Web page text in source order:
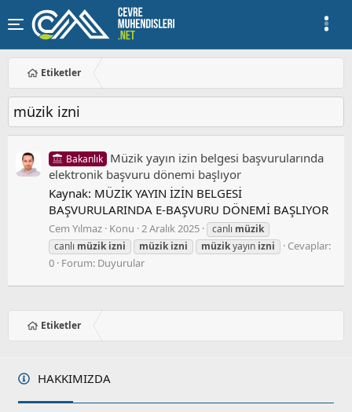
Etiketler
müzik izni
Bakanlık Müzik yayın izin belgesi başvurularında
elektronik başvuru dönemi başlıyor
Kaynak: MÜZİK YAYIN İZİN BELGESİ
BAŞVURULARINDA E-BAŞVURU DÖNEMİ BAŞLIYOR
Cem Yılmaz Konu 2 Aralık 2025 canlı müzik
canlı müzik izni müzik izni müzikyayın izni
Cevaplar:
0 Forum: Duyurular
Etiketler
HAKKIMIZDA